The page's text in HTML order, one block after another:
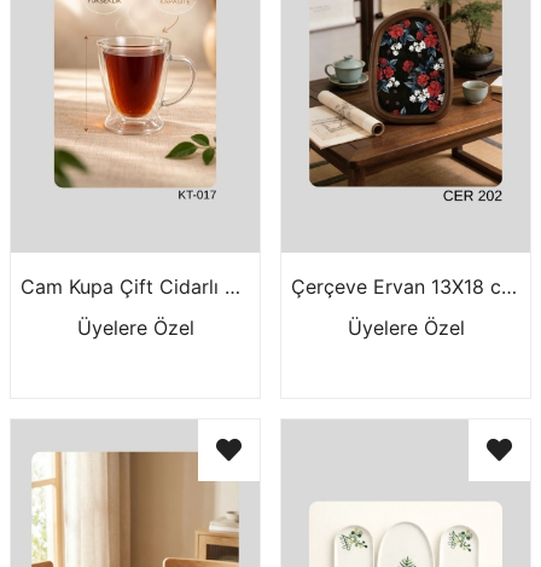
Cam Kupa Çift Cidarlı KT-016-017
Üyelere Özel
Çerçeve Ervan 13X18 cm CER202
Üyelere Özel